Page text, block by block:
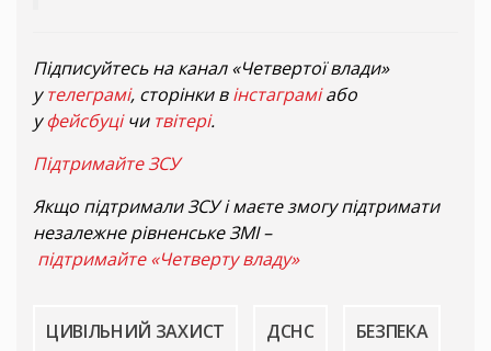
Підписуйтесь на канал «Четвертої влади»
утелеграмі, сторінки вінстаграміабо
уфейсбуцічи твітері.
Підтримайте ЗСУ
Якщо підтримали ЗСУ і маєте змогу підтримати
незалежне рівненське ЗМІ –
підтримайте «Четверту владу»
ЦИВІЛЬНИЙ ЗАХИСТ ДСНС БЕЗПЕКА